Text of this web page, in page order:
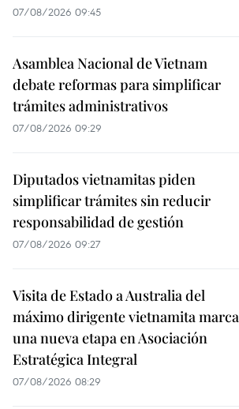
07/08/2026 09:45
Asamblea Nacional de Vietnam
debate reformas para simplificar
trámites administrativos
07/08/2026 09:29
Diputados vietnamitas piden
simplificar trámites sin reducir
responsabilidad de gestión
07/08/2026 09:27
Visita de Estado a Australia del
máximo dirigente vietnamita marca
una nueva etapa en Asociación
Estratégica Integral
07/08/2026 08:29